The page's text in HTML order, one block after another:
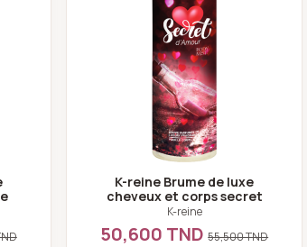
K-reine Brume de luxe
cheveux et corps secret
d'amour 230 ml
K-reine
50,600 TND55,500 TND